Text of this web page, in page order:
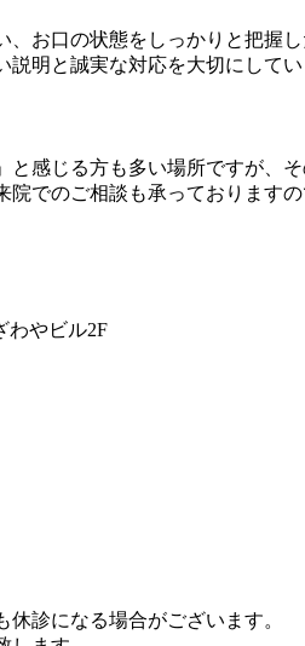
、お口の状態をしっかりと把握
明と誠実な対応を大切にしてい
と感じる方も多い場所ですが、
院でのご相談も承っております
わやビル2F
診になる場合がございます。